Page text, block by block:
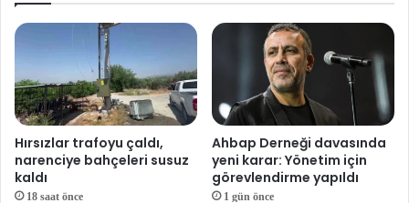
Hırsızlar trafoyu çaldı,
narenciye bahçeleri susuz
kaldı
18 saat önce
Ahbap Derneği davasında
yeni karar: Yönetim için
görevlendirme yapıldı
1 gün önce